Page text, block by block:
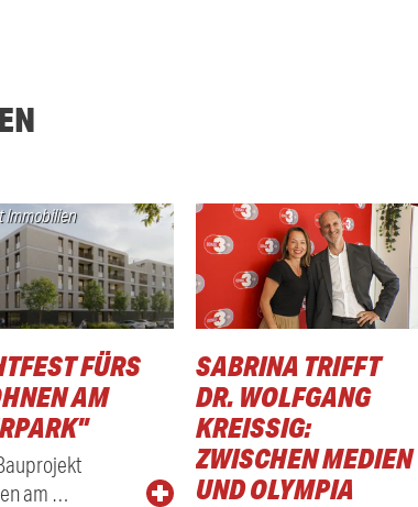
Immobilien
FÜRS
AM
am …
SABRINA TRIFFT
DR. WOLFGANG
KREISSIG: Z
WISCHEN MEDIEN U
ND OLYMPIA